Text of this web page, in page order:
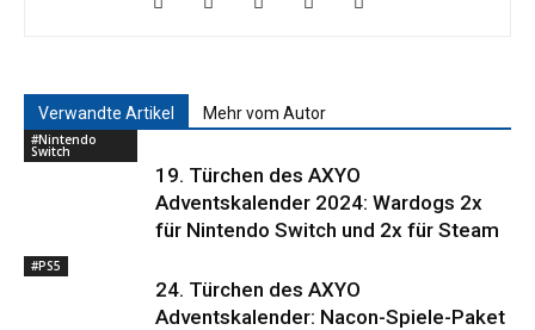
Verwandte Artikel Mehr vom Autor
#Nintendo
Switch
19. Türchen des AXYO
Adventskalender 2024: Wardogs 2x
für Nintendo Switch und 2x für Steam
#PS5
24. Türchen des AXYO
Adventskalender: Nacon-Spiele-Paket